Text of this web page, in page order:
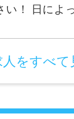
事をご紹介し
や条件の交
当社のスタッ
） ②18:10～21:00（実働2時間50分） ③18:50～
をすべて